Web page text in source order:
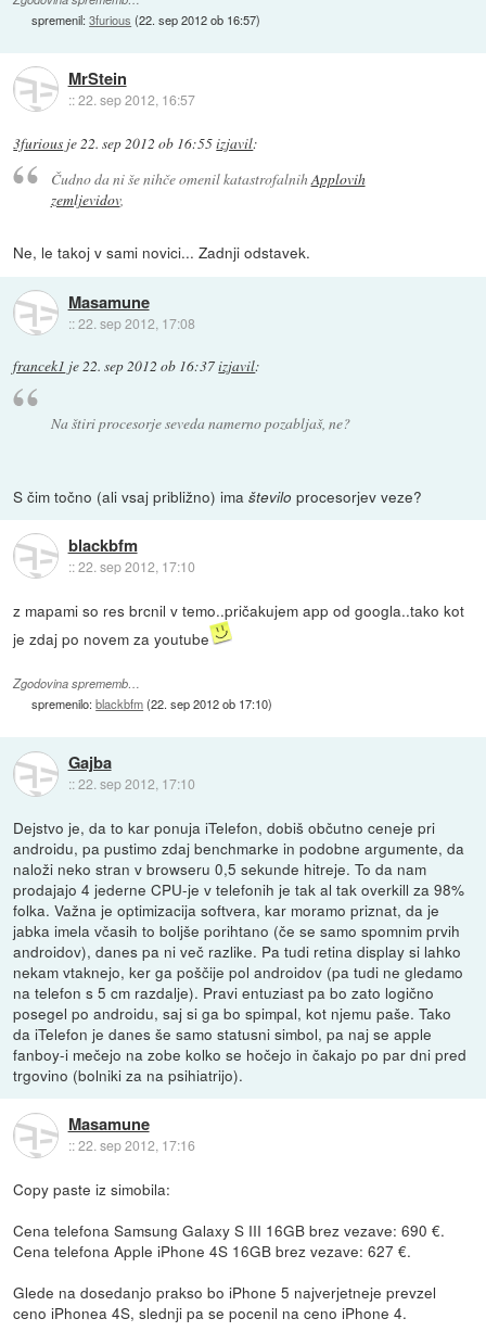
spremenil:3furious (22. sep 2012 ob 16:57)
MrStein
::22. sep 2012, 16:57
3furious je22. sep 2012 ob 16:55izjavil:
Čudno da ni še nihče omenil katastrofalnihApplovih
zemljevidov,
Ne, le takoj v sami novici... Zadnji odstavek.
Masamune
::22. sep 2012, 17:08
francek1 je22. sep 2012 ob 16:37izjavil:
Na štiri procesorje seveda namerno pozabljaš, ne?
S čim točno (ali vsaj približno) imaštevilo procesorjev veze?
blackbfm
::22. sep 2012, 17:10
z mapami so res brcnil v temo..pričakujem app od googla..tako kot
je zdaj po novem za youtube
Zgodovina sprememb…
spremenilo:blackbfm(22. sep 2012 ob 17:10)
Gajba
::22. sep 2012, 17:10
Dejstvo je, da to kar ponuja iTelefon, dobiš občutno ceneje pri
androidu, pa pustimo zdaj benchmarke in podobne argumente, da
naloži neko stran v browseru 0,5 sekunde hitreje. To da nam
prodajajo 4 jederne CPU-je v telefonih je tak al tak overkill za 98%
folka. Važna je optimizacija softvera, kar moramo priznat, da je
jabka imela včasih to boljše porihtano (če se samo spomnim prvih
androidov), danes pa ni več razlike. Pa tudi retina display si lahko
nekam vtaknejo, ker ga poščije pol androidov (pa tudi ne gledamo
na telefon s 5 cm razdalje). Pravi entuziast pa bo zato logično
posegel po androidu, saj si ga bo spimpal, kot njemu paše. Tako
da iTelefon je danes še samo statusni simbol, pa naj se apple
fanboy-i mečejo na zobe kolko se hočejo in čakajo po par dni pred
trgovino (bolniki za na psihiatrijo).
Masamune
::22. sep 2012, 17:16
Copy paste iz simobila:
Cena telefona Samsung Galaxy S III 16GB brez vezave: 690 €.
Cena telefona Apple iPhone 4S 16GB brez vezave: 627 €.
Glede na dosedanjo prakso bo iPhone 5 najverjetneje prevzel
ceno iPhonea 4S, slednji pa se pocenil na ceno iPhone 4.